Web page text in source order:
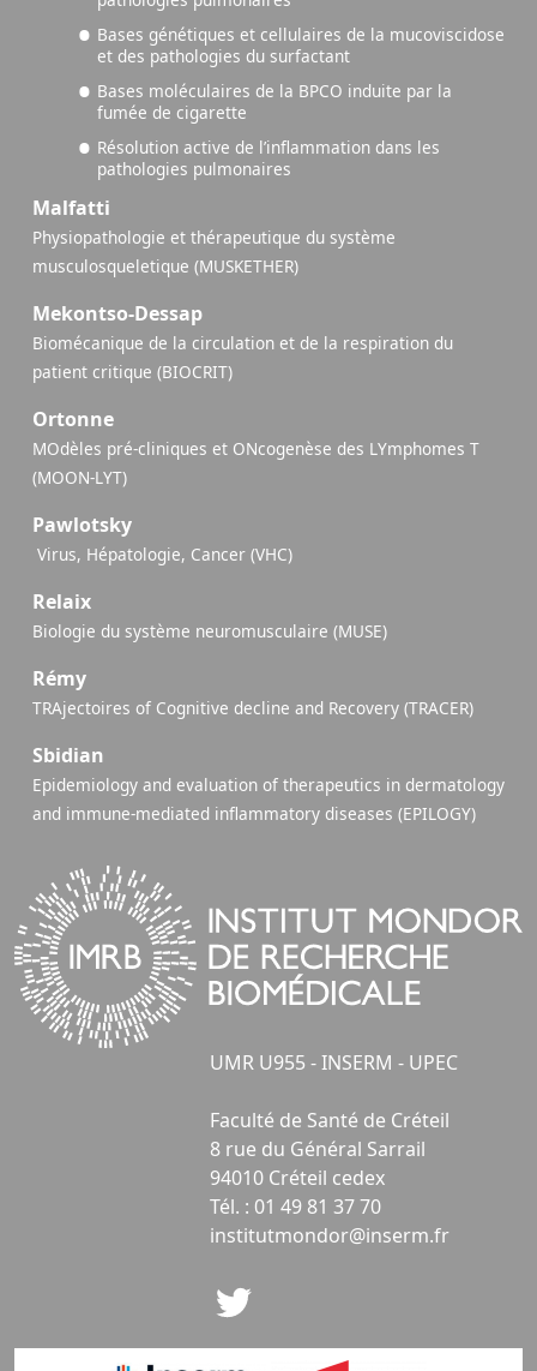
Bases génétiques et cellulaires de la mucoviscidose
et des pathologies du surfactant
Bases moléculaires de la BPCO induite par la
fumée de cigarette
Résolution active de l’inflammation dans les
pathologies pulmonaires
Malfatti
Physiopathologie et thérapeutique du système
musculosqueletique (MUSKETHER)
Mekontso-Dessap
Biomécanique de la circulation et de la respiration du
patient critique (BIOCRIT)
Ortonne
MOdèles pré-cliniques et ONcogenèse des LYmphomes T
(MOON-LYT)
Pawlotsky
​ Virus, Hépatologie, Cancer (VHC)
Relaix
Biologie du système neuromusculaire (MUSE)
Rémy
TRAjectoires of Cognitive decline and Recovery (TRACER)
Sbidian
Epidemiology and evaluation of therapeutics in dermatology
and immune-mediated inflammatory diseases (EPILOGY)
UMR U955 - INSERM - UPEC
Faculté de Santé de Créteil
8 rue du Général Sarrail
94010 Créteil cedex
Tél. : 01 49 81 37 70
institutmondor@inserm.fr